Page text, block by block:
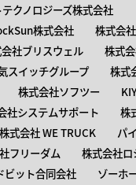
クノロジーズ株式会社
株式会社 株式会
社ブリスウェル 株式
スイッチグループ 株式
株式会社ソフツー
社システムサポート 株
株式会社 WE TRUCK パ
フリーダム 株式会社
ビット合同会社 ゾーホ